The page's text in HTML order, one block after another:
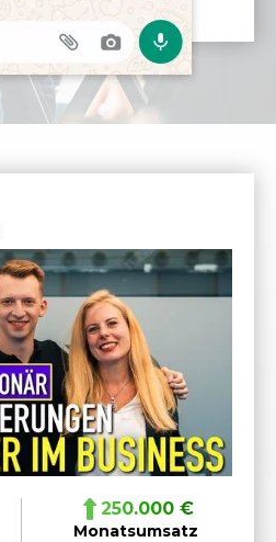
250.000 €
Monatsumsatz